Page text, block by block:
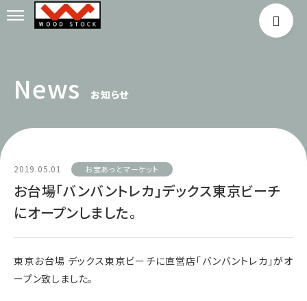
News お知らせ
2019.05.01 お宝あっとマーケット
お台場「バンバントレカ」デックス東京ビーチ
にオープンしました。
東京お台場 デックス東京ビーチに直営店「バンバントレカ」がオ
ープン致しました。